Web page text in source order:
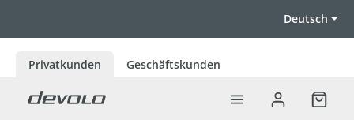
Deutsch
Privatkunden Geschäftskunden